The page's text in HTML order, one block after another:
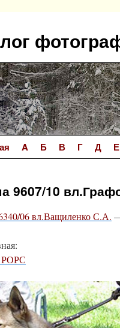
A Б В Г Д Е
9607/10
06 вл.Ващиленко С.А.
РОРС